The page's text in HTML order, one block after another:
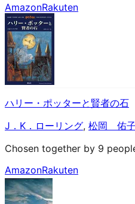
AmazonRakuten
ハリー・ポッターと賢者の石
J．K．ローリング, 松岡 佑子
Chosen together by 9
AmazonRakuten